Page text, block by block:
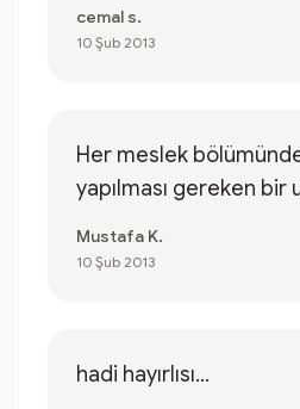
cemal s.
10 Şub 2013
Her meslek
yapılması gereken bir
Mustafa K.
10 Şub 2013
hadi hayırlısı...